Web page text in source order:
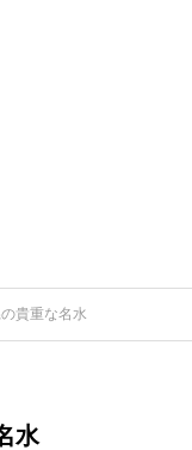
貴重な名水
水